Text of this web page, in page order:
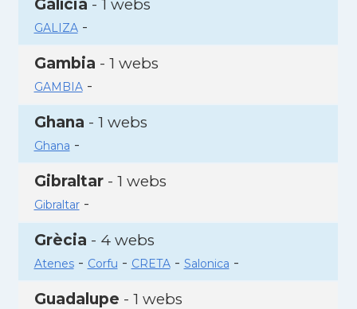
Galícia - 1 webs
GALIZA-
Gambia - 1 webs
GAMBIA-
Ghana - 1 webs
Ghana -
Gibraltar- 1 webs
Gibraltar-
Grècia - 4 webs
Atenes- Corfu - CRETA- Salonica -
Guadalupe - 1 webs